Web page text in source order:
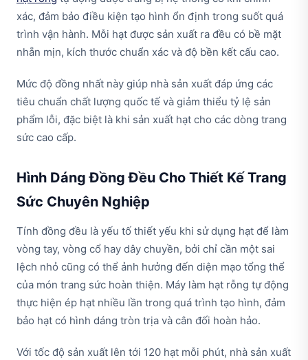
xác, đảm bảo điều kiện tạo hình ổn định trong suốt quá
trình vận hành. Mỗi hạt được sản xuất ra đều có bề mặt
nhẵn mịn, kích thước chuẩn xác và độ bền kết cấu cao.
Mức độ đồng nhất này giúp nhà sản xuất đáp ứng các
tiêu chuẩn chất lượng quốc tế và giảm thiểu tỷ lệ sản
phẩm lỗi, đặc biệt là khi sản xuất hạt cho các dòng trang
sức cao cấp.
Hình Dáng Đồng Đều Cho Thiết Kế Trang
Sức Chuyên Nghiệp
Tính đồng đều là yếu tố thiết yếu khi sử dụng hạt để làm
vòng tay, vòng cổ hay dây chuyền, bởi chỉ cần một sai
lệch nhỏ cũng có thể ảnh hưởng đến diện mạo tổng thể
của món trang sức hoàn thiện. Máy làm hạt rỗng tự động
thực hiện ép hạt nhiều lần trong quá trình tạo hình, đảm
bảo hạt có hình dáng tròn trịa và cân đối hoàn hảo.
Với tốc độ sản xuất lên tới 120 hạt mỗi phút, nhà sản xuất